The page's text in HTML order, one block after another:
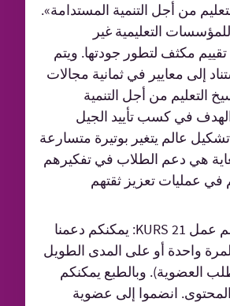
من أجل التنمية المستدامة».
التعليمية غير
مكثف لتطور جودتها. ويتم
إلى معايير في ثمانية مجالات
التعليم من أجل التنمية
في كسب تأييد الجيل
عالم يتغير بوتيرة متسارعة
هي دعم الطلاب في تفكيرهم
في عمليات تعزيز ثقتهم
هناك عدة طرق لدعم عمل KURS 21: يمكنكم دعمنا
واحدة أو على المدى الطويل
العضوية). وبالطبع يمكنكم
انضموا إلى عضوية